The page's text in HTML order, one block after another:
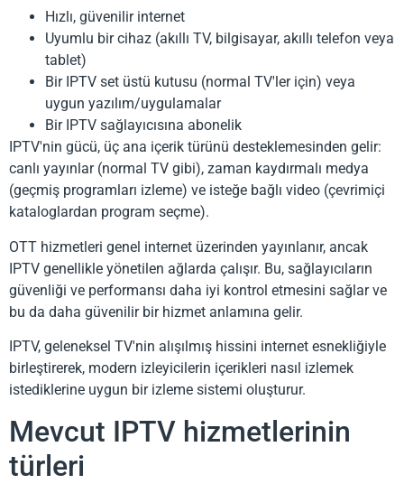
Hızlı, güvenilir internet
Uyumlu bir cihaz (akıllı TV, bilgisayar, akıllı telefon veya
tablet)
Bir IPTV set üstü kutusu (normal TV'ler için) veya
uygun yazılım/uygulamalar
Bir IPTV sağlayıcısına abonelik
IPTV'nin gücü, üç ana içerik türünü desteklemesinden gelir:
canlı yayınlar (normal TV gibi), zaman kaydırmalı medya
(geçmiş programları izleme) ve isteğe bağlı video (çevrimiçi
kataloglardan program seçme).
OTT hizmetleri genel internet üzerinden yayınlanır, ancak
IPTV genellikle yönetilen ağlarda çalışır. Bu, sağlayıcıların
güvenliği ve performansı daha iyi kontrol etmesini sağlar ve
bu da daha güvenilir bir hizmet anlamına gelir.
IPTV, geleneksel TV'nin alışılmış hissini internet esnekliğiyle
birleştirerek, modern izleyicilerin içerikleri nasıl izlemek
istediklerine uygun bir izleme sistemi oluşturur.
Mevcut IPTV hizmetlerinin
türleri